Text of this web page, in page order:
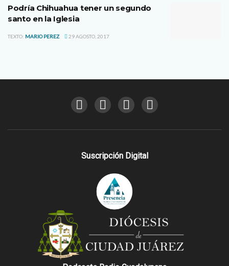
Podría Chihuahua tener un segundo
santo en la Iglesia
TEXTO: MARIO PEREZ 29 AGOSTO, 2017
Suscripción Digital